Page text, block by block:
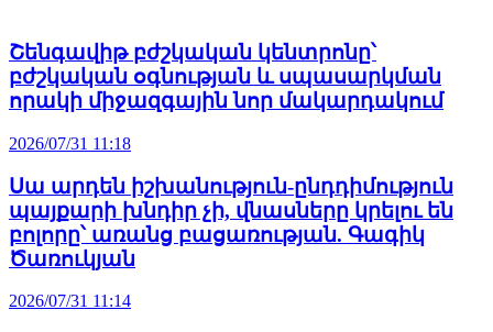
Շենգավիթ բժշկական կենտրոնը՝
բժշկական օգնության և սպասարկման
որակի միջազգային նոր մակարդակում
2026/07/31 11:18
Սա արդեն իշխանություն-ընդդիմություն
պայքարի խնդիր չի, վնասները կրելու են
բոլորը՝ առանց բացառության. Գագիկ
Ծառուկյան
2026/07/31 11:14